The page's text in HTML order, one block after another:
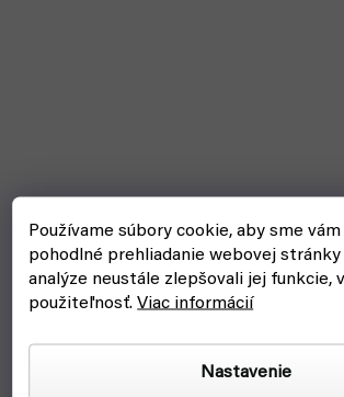
Používame súbory cookie, aby sme
pohodlné prehliadanie webovej stránky
analýze neustále zlepšovali jej funkcie,
použiteľnosť.Viac informácií
Nastavenie
Fengda kompresor AS-186